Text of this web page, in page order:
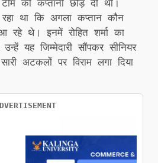
की कप्तानी छोड़ दी थी।
था कि अगला कप्तान कौन
रहे थे। इनमें रोहित शर्मा का
यह जिम्मेदारी सौंपकर सीनियर
अटकलों पर विराम लगा दिया